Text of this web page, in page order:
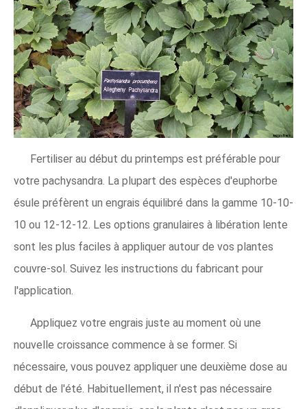
Fertiliser au début du printemps est préférable pour
votre pachysandra. La plupart des espèces d'euphorbe
ésule préfèrent un engrais équilibré dans la gamme 10-10-
10 ou 12-12-12. Les options granulaires à libération lente
sont les plus faciles à appliquer autour de vos plantes
couvre-sol. Suivez les instructions du fabricant pour
l'application.
Appliquez votre engrais juste au moment où une
nouvelle croissance commence à se former. Si
nécessaire, vous pouvez appliquer une deuxième dose au
début de l'été. Habituellement, il n'est pas nécessaire